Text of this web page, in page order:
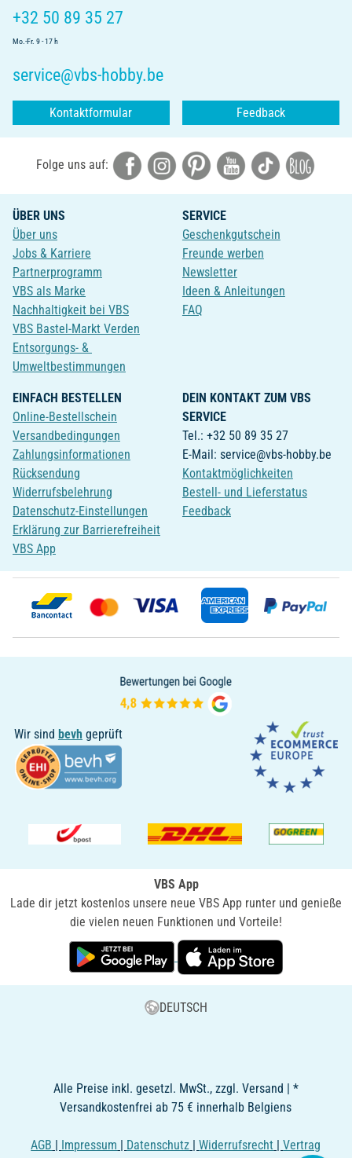
+32 50 89 35 27
Mo.-Fr. 9 - 17 h
service@vbs-hobby.be
Kontaktformular Feedback
Folge uns auf:
ÜBER UNS
Über uns
Jobs & Karriere
Partnerprogramm
VBS als Marke
Nachhaltigkeit bei VBS
VBS Bastel-Markt Verden
Entsorgungs- &
Umweltbestimmungen
SERVICE
Geschenkgutschein
Freunde werben
Newsletter
Ideen & Anleitungen
FAQ
EINFACH BESTELLEN
Online-Bestellschein
Versandbedingungen
Zahlungsinformationen
Rücksendung
Widerrufsbelehrung
Datenschutz-Einstellungen
Erklärung zur Barrierefreiheit
VBS App
DEIN KONTAKT ZUM VBS
SERVICE
Tel.: +32 50 89 35 27
E-Mail: service@vbs-hobby.be
Kontaktmöglichkeiten
Bestell- und Lieferstatus
Feedback
Wir sind bevh geprüft
VBS App
Lade dir jetzt kostenlos unsere neue VBS App runter und genieße
die vielen neuen Funktionen und Vorteile!
DEUTSCH
Alle Preise inkl. gesetzl. MwSt., zzgl. Versand | *
Versandkostenfrei ab 75 € innerhalb Belgiens
AGB | Impressum | Datenschutz |Widerrufsrecht |Vertrag